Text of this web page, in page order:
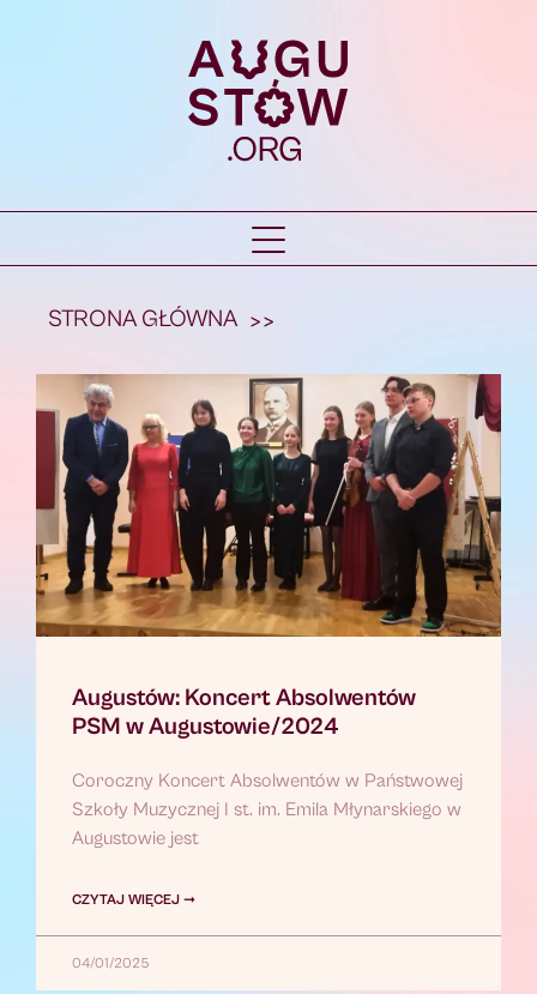
STRONA GŁÓWNA >>
Augustów: Koncert Absolwentów
PSM w Augustowie/2024
Coroczny Koncert Absolwentów w Państwowej
Szkoły Muzycznej I st. im. Emila Młynarskiego w
Augustowie jest
CZYTAJ WIĘCEJ ➞
04/01/2025